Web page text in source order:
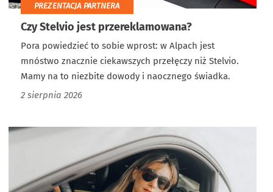
PREZENTACJA PARTNERA
Czy Stelvio jest przereklamowana?
Pora powiedzieć to sobie wprost: w Alpach jest
mnóstwo znacznie ciekawszych przełęczy niż Stelvio.
Mamy na to niezbite dowody i naocznego świadka.
2 sierpnia 2026